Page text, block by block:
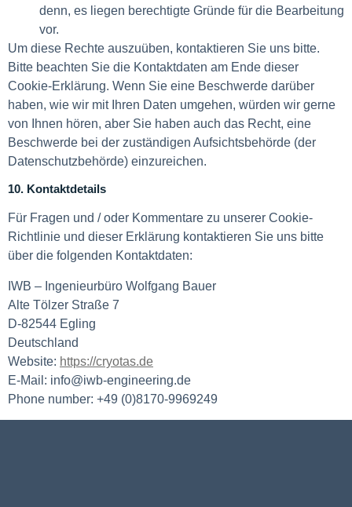
denn, es liegen berechtigte Gründe für die Bearbeitung
vor.
Um diese Rechte auszuüben, kontaktieren Sie uns bitte.
Bitte beachten Sie die Kontaktdaten am Ende dieser
Cookie-Erklärung. Wenn Sie eine Beschwerde darüber
haben, wie wir mit Ihren Daten umgehen, würden wir gerne
von Ihnen hören, aber Sie haben auch das Recht, eine
Beschwerde bei der zuständigen Aufsichtsbehörde (der
Datenschutzbehörde) einzureichen.
10. Kontaktdetails
Für Fragen und / oder Kommentare zu unserer Cookie-
Richtlinie und dieser Erklärung kontaktieren Sie uns bitte
über die folgenden Kontaktdaten:
IWB – Ingenieurbüro Wolfgang Bauer
Alte Tölzer Straße 7
D-82544 Egling
Deutschland
Website: https://cryotas.de
E-Mail: info@iwb-engineering.de
Phone number: +49 (0)8170-9969249